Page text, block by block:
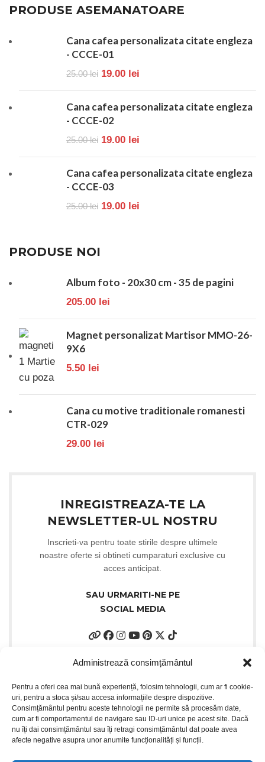
Administrează consimțământul
Pentru a oferi cea mai bună experiență, folosim tehnologii, cum ar fi cookie-
uri, pentru a stoca și/sau accesa informațiile despre dispozitive.
Consimțământul pentru aceste tehnologii ne permite să procesăm date,
cum ar fi comportamentul de navigare sau ID-uri unice pe acest site. Dacă
nu îți dai consimțământul sau îți retragi consimțământul dat poate avea
afecte negative asupra unor anumite funcționalități și funcții.
PRODUSE ASEMANATOARE
Cana cafea personalizata citate engleza
- CCCE-01
25.00lei 19.00 lei
Cana cafea personalizata citate engleza
- CCCE-02
25.00lei 19.00 lei
Cana cafea personalizata citate engleza
- CCCE-03
25.00lei 19.00 lei
PRODUSE NOI
Album foto - 20x30 cm - 35 de pagini
205.00 lei
Magnet personalizat Martisor MMO-26-
9X6
5.50 lei
Cana cu motive traditionale romanesti
CTR-029
29.00 lei
INREGISTREAZA-TE LA
NEWSLETTER-UL NOSTRU
Inscrieti-va pentru toate stirile despre ultimele
noastre oferte si obtineti cumparaturi exclusive cu
acces anticipat.
SAU URMARITI-NE PE
SOCIAL MEDIA